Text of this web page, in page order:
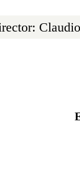
Claudio